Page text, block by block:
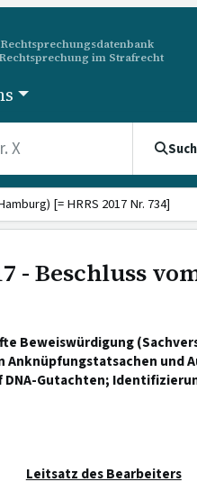
im Strafrecht
[= HRRS 2017 Nr. 734]
- Beschluss
Beweiswürdigung
Anknüpfungstatsachen und
DNA-Gutachten;
Leitsatz des Bearbeiters